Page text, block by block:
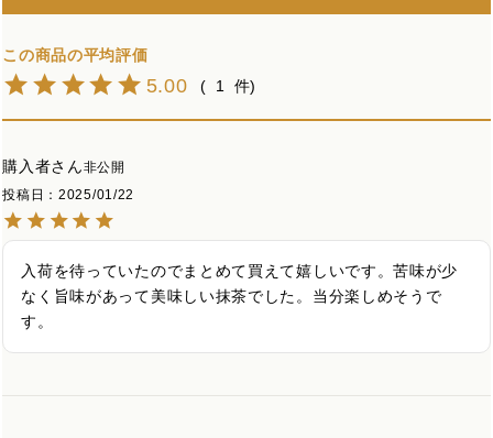
5.00 1
購入者
非公開
投稿日
2025/01/22
入荷を待っていたのでまとめて買えて嬉しいです。苦味が少
なく旨味があって美味しい抹茶でした。当分楽しめそうで
す。